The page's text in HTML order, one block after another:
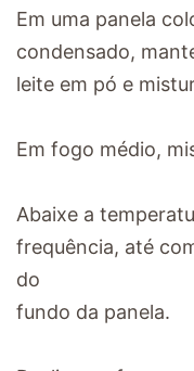
Em uma panela
condensado,
leite em pó e
Em fogo médio,
Abaixe a
frequência, até
do
fundo da panela.